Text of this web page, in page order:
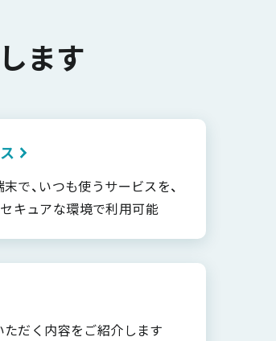
ます
で、いつも使うサービスを、
キュアな環境で利用可能
ただく内容をご紹介します